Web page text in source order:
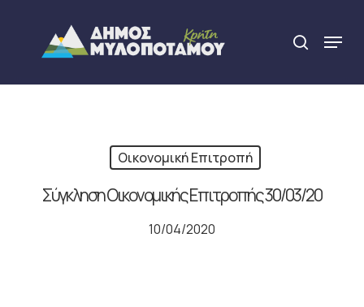
content
search
Menu
Οικονομική Επιτροπή
Σύγκληση Οικονομικής Επιτροπής 30/03/20
10/04/2020
Close